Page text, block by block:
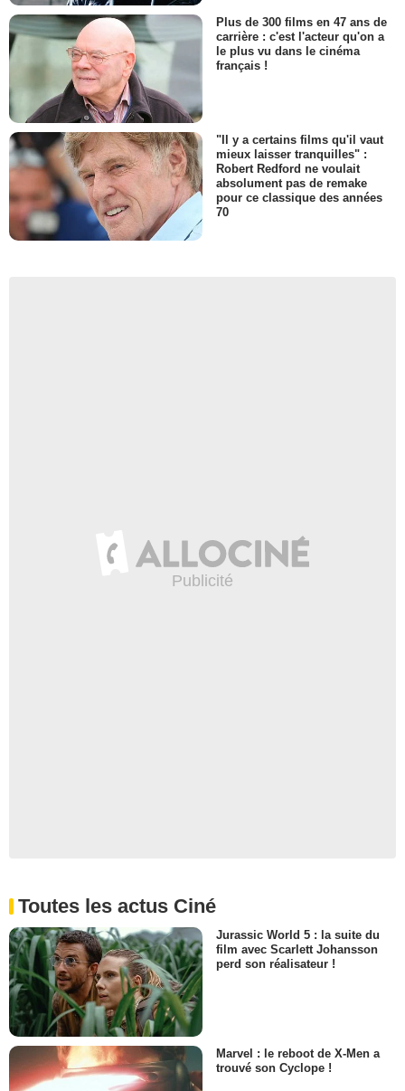
Plus de 300 films en 47 ans de
carrière : c'est l'acteur qu'on a
le plus vu dans le cinéma
français !
"Il y a certains films qu'il vaut
mieux laisser tranquilles" :
Robert Redford ne voulait
absolument pas de remake
pour ce classique des années
70
Toutes les actus Ciné
Jurassic World 5 : la suite du
film avec Scarlett Johansson
perd son réalisateur !
Marvel : le reboot de X-Men a
trouvé son Cyclope !